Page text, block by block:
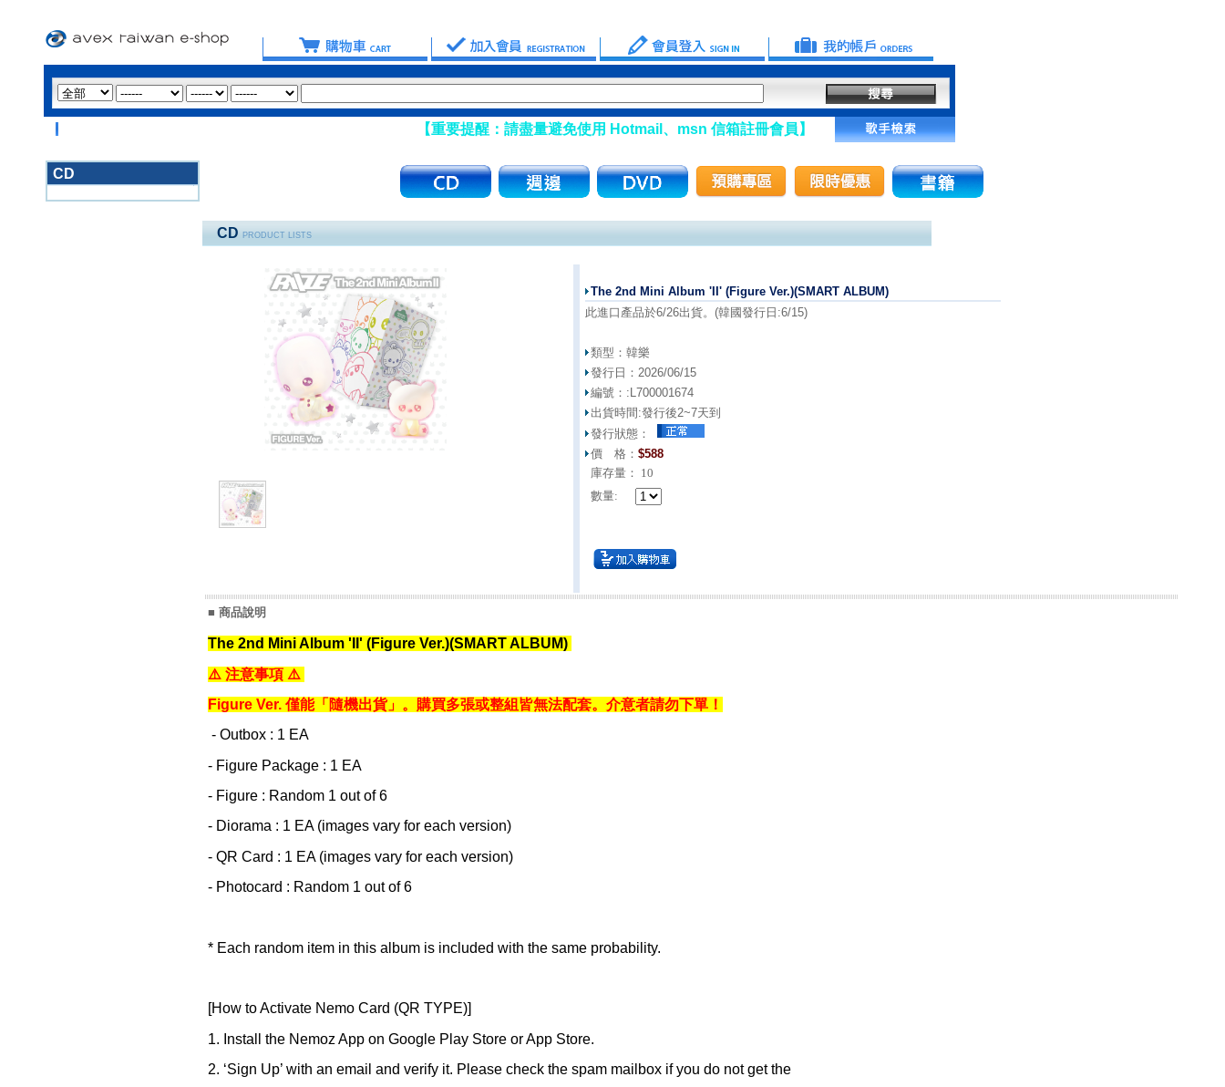
【重要提醒：請盡量避免使用 Hotmail、msn 信箱註冊會員】
CD
CD PRODUCT LISTS
The 2nd Mini Album 'II' (Figure Ver.)(SMART ALBUM)
此進口產品於6/26出貨。(韓國發行日:6/15)
類型： 韓樂
發行日： 2026/06/15
編號：: L700001674
出貨時間:發行後2~7天到
發行狀態：
價 格： $588
庫存量： 10
數量:
■ 商品說明
The 2nd Mini Album 'II' (Figure Ver.)(SMART ALBUM)
⚠️ 注意事項 ⚠️
Figure Ver. 僅能「隨機出貨」。購買多張或整組皆無法配套。介意者請勿下單！
- Outbox : 1 EA
- Figure Package : 1 EA
- Figure : Random 1 out of 6
- Diorama : 1 EA (images vary for each version)
- QR Card : 1 EA (images vary for each version)
- Photocard : Random 1 out of 6
* Each random item in this album is included with the same probability.
[How to Activate Nemo Card (QR TYPE)]
1. Install the Nemoz App on Google Play Store or App Store.
2. ‘Sign Up’ with an email and verify it. Please check the spam mailbox if you do not get the